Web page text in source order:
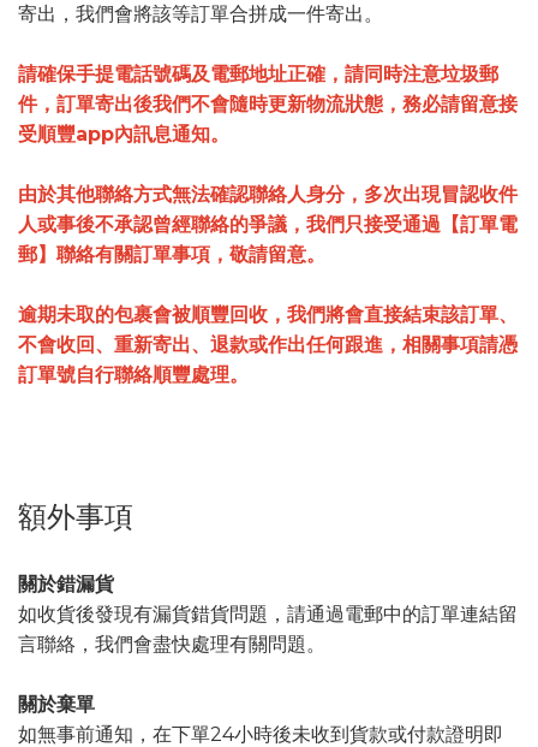
寄出，我們會將該等訂單合拼成一件寄出。
請確保手提電話號碼及電郵地址正確，請同時注意垃圾郵
件， 訂單寄出後我們不會隨時更新物流狀態，務必請留意接
受順豐app內訊息通知。
由於其他聯絡方式無法確認聯絡人身分，多次出現冒認收件
人或事後不承認曾經聯絡的爭議，我們只接受通過【訂單電
郵】聯絡有關訂單事項，敬請留意。
逾期未取的包裹會被順豐回收，我們將會直接結束該訂單、
不會收回、重新寄出、退款或作出任何跟進，相關事項請憑
訂單號自行聯絡順豐處理。
額外事項
關於錯漏貨
如收貨後發現有漏貨錯貨問題，請通過電郵中的訂單連結留
言聯絡，我們會盡快處理有關問題。
關於棄單
如無事前通知，在下單24小時後未收到貨款或付款證明即